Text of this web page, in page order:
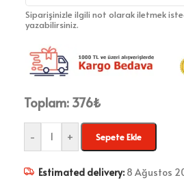
Siparişinizle ilgili not olarak iletmek
yazabilirsiniz.
Toplam: 376₺
- + Sepete Ekle
Estimated delivery: 8 Ağustos